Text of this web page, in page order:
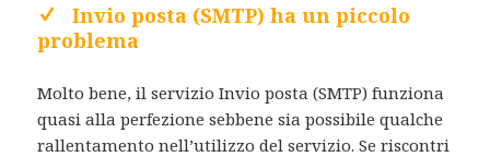
Invio posta (SMTP) ha un piccolo
problema
Molto bene, il servizio Invio posta (SMTP) funziona
quasi alla perfezione sebbene sia possibile qualche
rallentamento nell’utilizzo del servizio. Se riscontri